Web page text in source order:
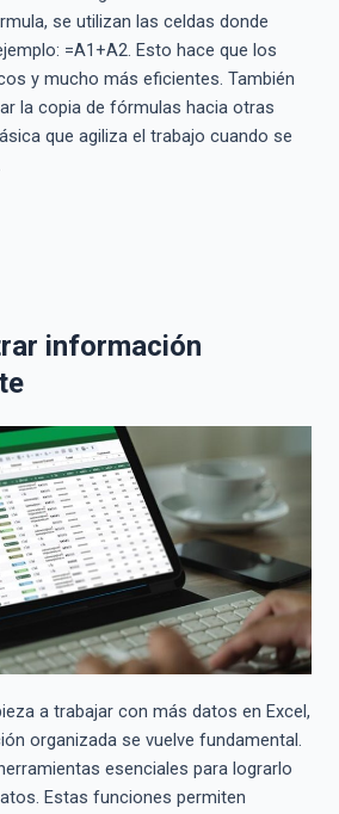
se utilizan las celdas donde
=A1+A2. Esto hace que los
y mucho más eficientes. También
la copia de fórmulas hacia otras
que agiliza el trabajo cuando se
información
a trabajar con más datos en Excel,
organizada se vuelve fundamental.
esenciales para lograrlo
Estas funciones permiten